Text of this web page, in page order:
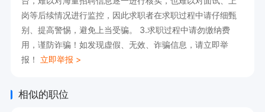
岗等后续情况进行监控，因此求职者在求职过程中请仔细甄
别、提高警惕，避免上当受骗。 3.求职过程中请勿缴纳费
用，谨防诈骗！如发现虚假、无效、诈骗信息，请立即举
报！ 立即举报 >
相似的职位